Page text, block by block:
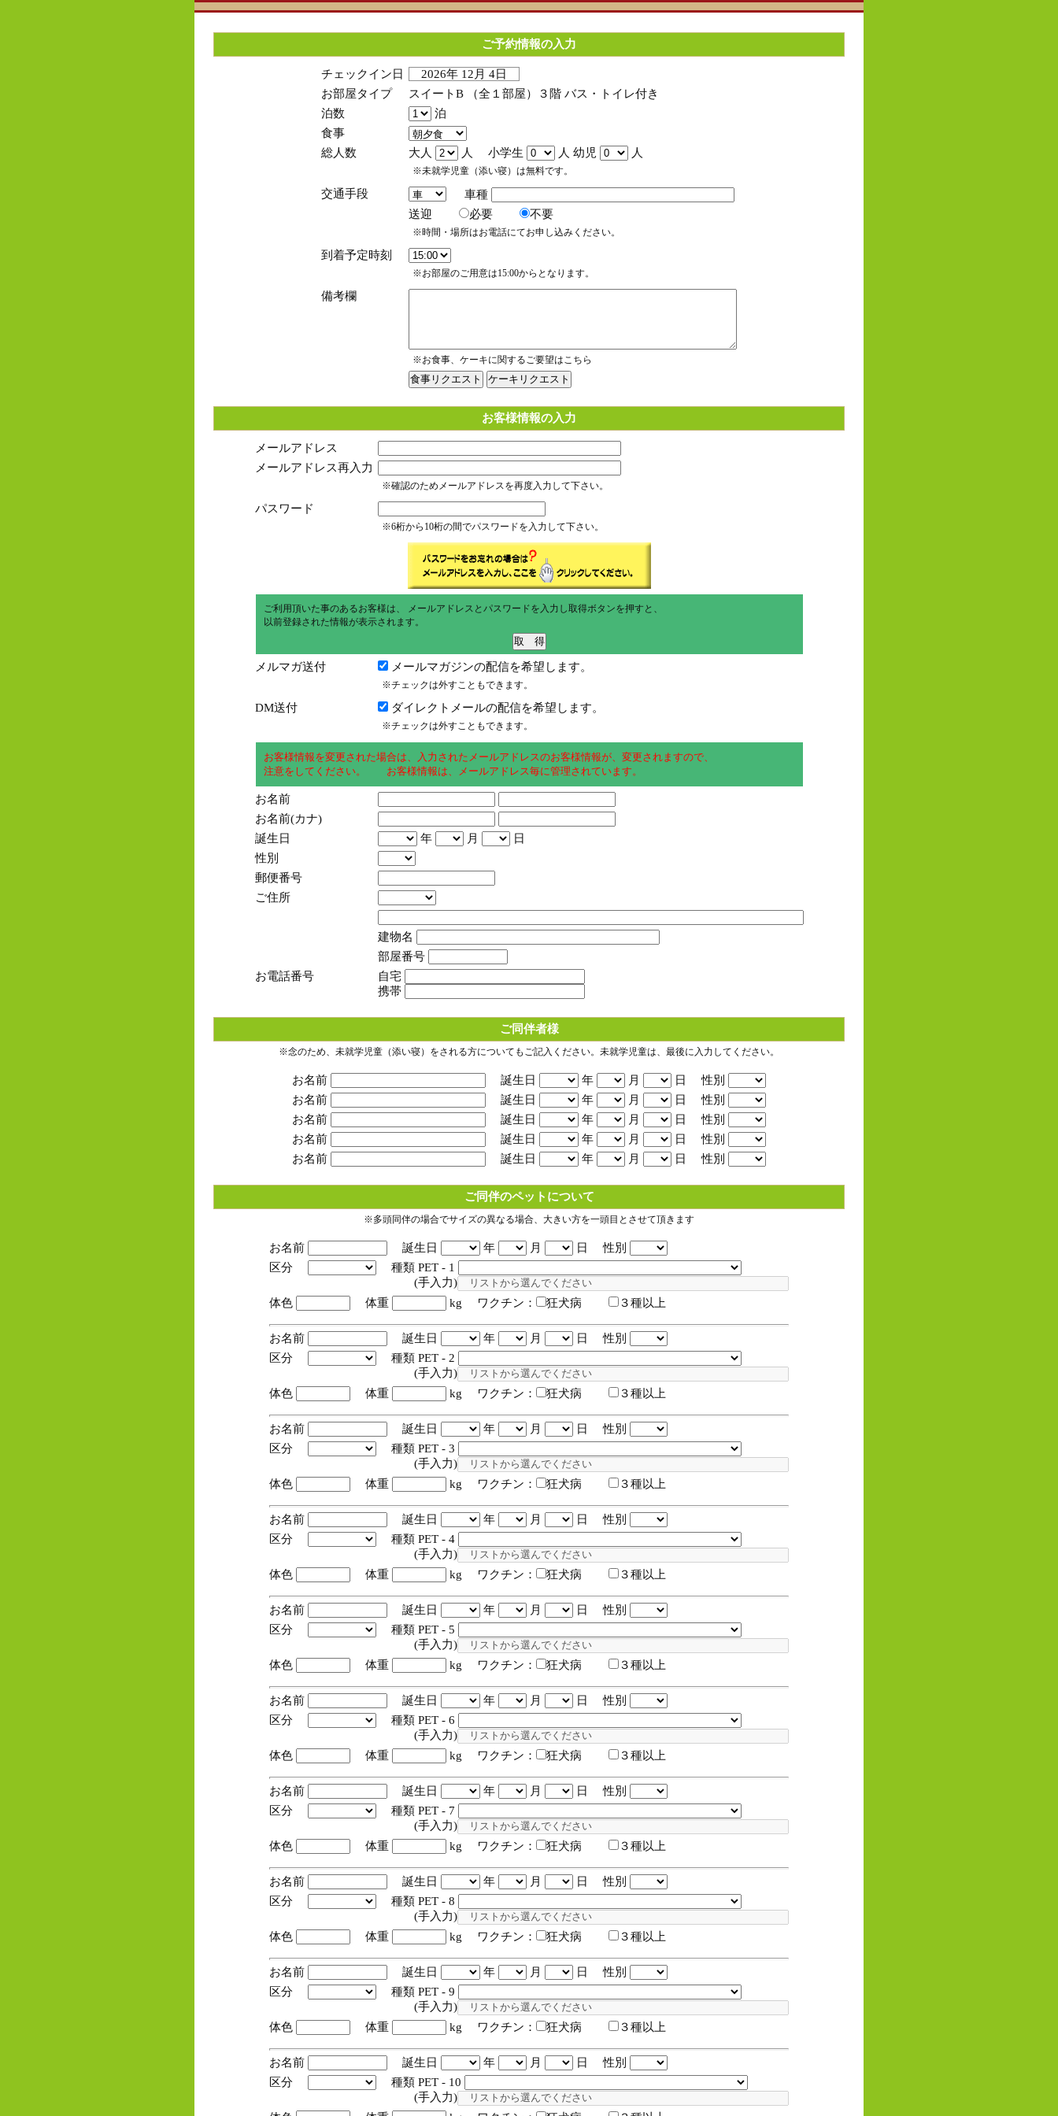
ご予約情報の入力
チェックイン日
2026年 12月 4日
お部屋タイプ
スイートB （全１部屋）３階 バス・トイレ付き
泊数
泊
食事
総人数
大人 人 小学生 人 幼児 人
※未就学児童（添い寝）は無料です。
交通手段
車種
送迎
必要 不要
※時間・場所はお電話にてお申し込みください。
到着予定時刻
※お部屋のご用意は15:00からとなります。
備考欄
※お食事、ケーキに関するご要望はこちら
お客様情報の入力
メールアドレス
メールアドレス再入力
※確認のためメールアドレスを再度入力して下さい。
パスワード
※6桁から10桁の間でパスワードを入力して下さい。
ご利用頂いた事のあるお客様は、 メールアドレスとパスワードを入力し取得ボタンを押すと、
以前登録された情報が表示されます。
メルマガ送付 メールマガジンの配信を希望します。
※チェックは外すこともできます。
DM送付 ダイレクトメールの配信を希望します。
※チェックは外すこともできます。
お客様情報を変更された場合は、入力されたメールアドレスのお客様情報が、変更されますので、
注意をしてください。 お客様情報は、メールアドレス毎に管理されています。
お名前
お名前(カナ)
誕生日
年 月
日
性別
郵便番号
ご住所
建物名
部屋番号
お電話番号
自宅
携帯
ご同伴者様
※念のため、未就学児童（添い寝）をされる方についてもご記入ください。未就学児童は、最後に入力してください。
お名前 誕生日 年 月
日 性別
お名前
誕生日 年 月
日 性別
お名前
誕生日 年 月
日 性別
お名前
誕生日 年 月
日 性別
お名前
誕生日 年 月 日 性別
ご同伴のペットについて
※多頭同伴の場合でサイズの異なる場合、大きい方を一頭目とさせて頂きます
お名前 誕生日 年 月
日 性別
区分
種類 PET - 1
(手入力)
体色
体重 kg ワクチン： 狂犬病 ３種以上
お名前 誕生日 年 月
日 性別
区分
種類 PET - 2
(手入力)
体色
体重 kg ワクチン： 狂犬病 ３種以上
お名前 誕生日 年 月
日 性別
区分
種類 PET - 3
(手入力)
体色
体重 kg ワクチン： 狂犬病 ３種以上
お名前 誕生日 年 月
日 性別
区分
種類 PET - 4
(手入力)
体色
体重 kg ワクチン： 狂犬病 ３種以上
お名前 誕生日 年 月
日 性別
区分
種類 PET - 5
(手入力)
体色
体重 kg ワクチン： 狂犬病 ３種以上
お名前 誕生日 年 月
日 性別
区分
種類 PET - 6
(手入力)
体色
体重 kg ワクチン： 狂犬病 ３種以上
お名前 誕生日 年 月
日 性別
区分
種類 PET - 7
(手入力)
体色
体重 kg ワクチン： 狂犬病 ３種以上
お名前 誕生日 年 月
日 性別
区分
種類 PET - 8
(手入力)
体色
体重 kg ワクチン： 狂犬病 ３種以上
お名前 誕生日 年 月
日 性別
区分
種類 PET - 9
(手入力)
体色
体重 kg ワクチン： 狂犬病 ３種以上
お名前 誕生日 年 月
日 性別
区分
種類 PET - 10
(手入力)